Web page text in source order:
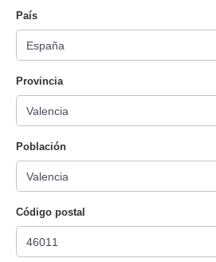
País
Provincia
Población
Código postal